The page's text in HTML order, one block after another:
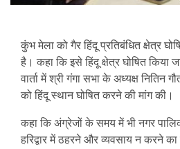
कुंभ मेला को गैर हिंदू प्रतिबंधित क्षेत्र
है। कहा कि इसे हिंदू क्षेत्र घोषित किया
वार्ता में श्री गंगा सभा के अध्यक्ष नितिन
को हिंदू स्थान घोषित करने की मांग की।
कहा कि अंग्रेजों के समय में भी नगर
हरिद्वार में ठहरने और व्यवसाय न करने